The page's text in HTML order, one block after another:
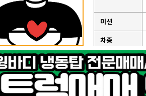
미션
차종
성능점검기
록부